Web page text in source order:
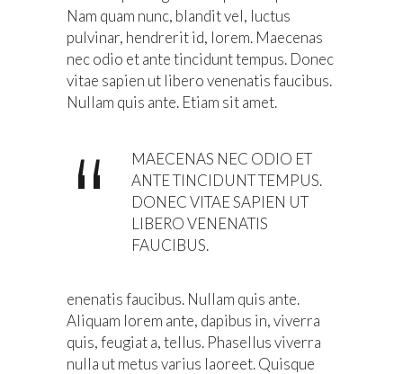
Nam quam nunc, blandit vel, luctus
pulvinar, hendrerit id, lorem. Maecenas
nec odio et ante tincidunt tempus. Donec
vitae sapien ut libero venenatis faucibus.
Nullam quis ante. Etiam sit amet.
MAECENAS NEC ODIO ET
ANTE TINCIDUNT TEMPUS.
DONEC VITAE SAPIEN UT
LIBERO VENENATIS
FAUCIBUS.
enenatis faucibus. Nullam quis ante.
Aliquam lorem ante, dapibus in, viverra
quis, feugiat a, tellus. Phasellus viverra
nulla ut metus varius laoreet. Quisque